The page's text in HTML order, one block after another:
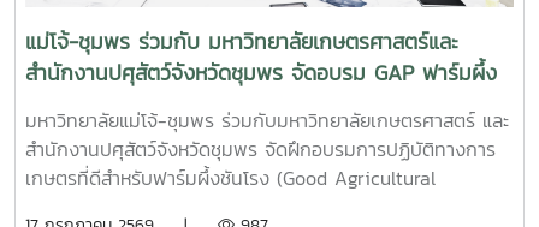
แม่โจ้-ชุมพร ร่วมกับ มหาวิทยาลัยเกษตรศาสตร์และ
สำนักงานปศุสัตว์จังหวัดชุมพร จัดอบรม GAP ฟาร์มผึ้ง
ชันโรง ยกระดับมาตรฐานการเลี้ยงสู่การพัฒนาเศรษฐกิจ
ชุมชนอย่างยั่งยืน
มหาวิทยาลัยแม่โจ้-ชุมพร ร่วมกับมหาวิทยาลัยเกษตรศาสตร์ และ
สำนักงานปศุสัตว์จังหวัดชุมพร จัดฝึกอบรมการปฏิบัติทางการ
เกษตรที่ดีสำหรับฟาร์มผึ้งชันโรง (Good Agricultural